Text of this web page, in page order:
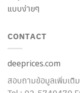
แบบง่ายๆ
CONTACT
deeprices.com
สอบถามข้อมูลเพิ่มเติม